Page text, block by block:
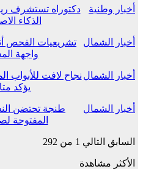
أخبار وطنية
دكتوراه تستشرف
الذكاء
أخبار الشمال
تشريعيات الفحص
واجهة
أخبار الشمال
يؤكد
أخبار الشمال
طنجة تحتضن
المفتوحة
السابق التالي 1 من 292
الأكثر مشاهدة